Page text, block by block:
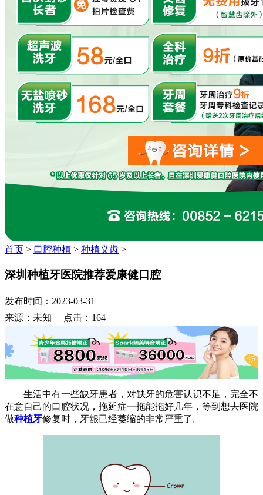
首页 > 口腔种植 > 种植义齿 >
深圳种植牙医院推荐爱康健口腔
发布时间：2023-03-31
来源：未知 点击：164
生活中有一些缺牙患者，对缺牙的危害认识不足，完全不
在意自己的口腔状况，拖延症一拖能拖好几年，等到想去医院
做种植牙修复时，牙龈已经萎缩的非常严重了。